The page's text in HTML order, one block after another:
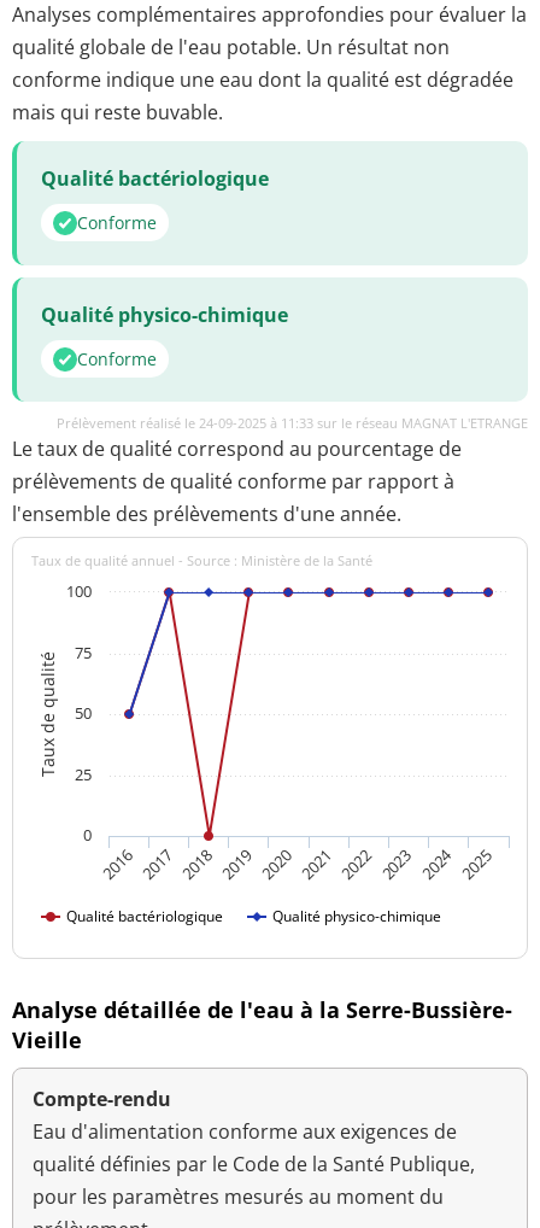
Analyses complémentaires approfondies pour évaluer la
qualité globale de l'eau potable. Un résultat non
conforme indique une eau dont la qualité est dégradée
mais qui reste buvable.
Qualité bactériologique
Conforme
Qualité physico-chimique
Conforme
Prélèvement réalisé le 24-09-2025 à 11:33 sur le réseau MAGNAT L'ETRANGE
Le taux de qualité correspond au pourcentage de
prélèvements de qualité conforme par rapport à
l'ensemble des prélèvements d'une année.
Taux de qualité
Taux de qualité annuel - Source : Ministère de la Santé
Qualité bactériologique Qualité physico-chimique
2016 2017 2018 2019 2020 2021 2022 2023 2024 2025
0
25
50
75
100
Analyse détaillée de l'eau à la Serre-Bussière-
Vieille
Compte-rendu
Eau d'alimentation conforme aux exigences de
qualité définies par le Code de la Santé Publique,
pour les paramètres mesurés au moment du